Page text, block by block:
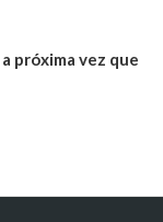
próxima vez que